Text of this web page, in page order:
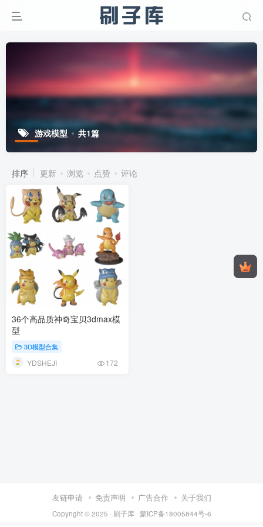
游戏模型 共1篇
排序 更新 浏览 点赞 评论
36个高品质神奇宝贝3dmax模
型
3D模型合集
YDSHEJI 172
友链申请 免责声明 广告合作 关于我们
Copyright © 2025 · 刷子库 · 蒙ICP备18005844号-6